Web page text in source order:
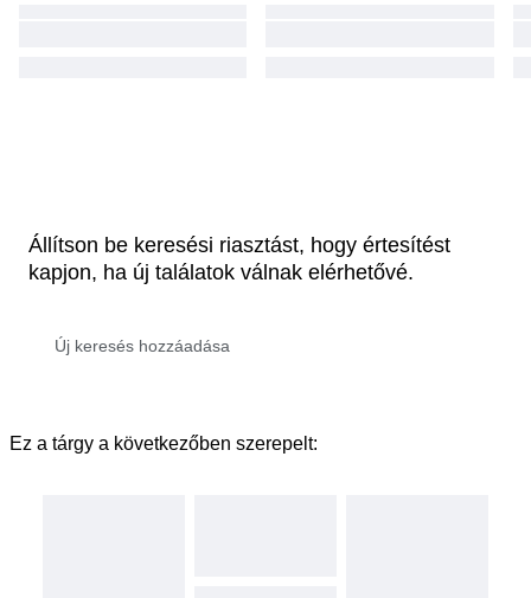
Állítson be keresési riasztást, hogy értesítést
kapjon, ha új találatok válnak elérhetővé.
Ez a tárgy a következőben szerepelt: